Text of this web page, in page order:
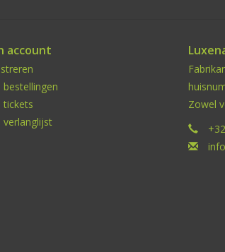
account
bestellingen
tickets
verlanglijst
Zowel